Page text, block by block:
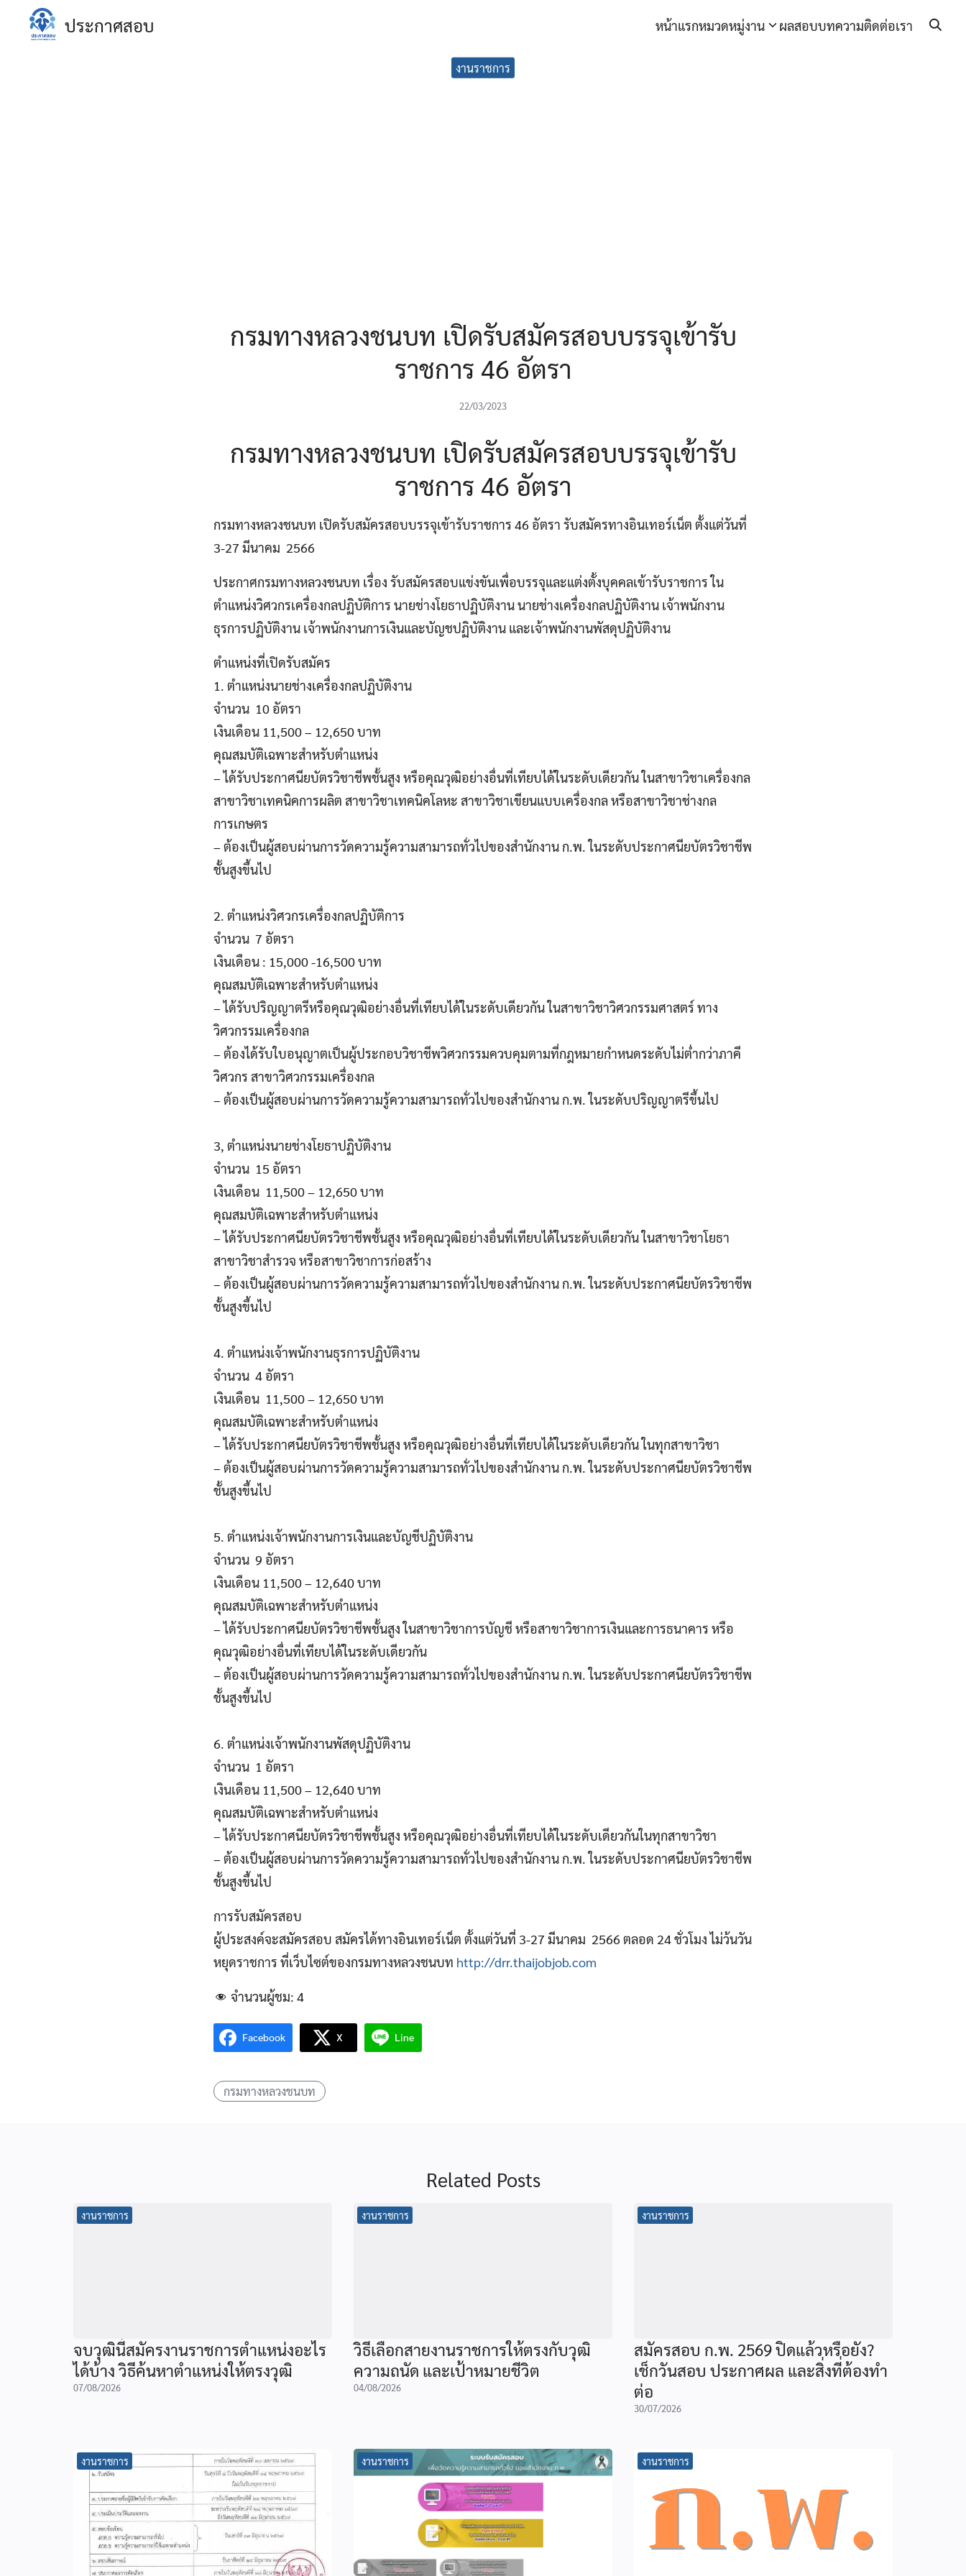
ประกาศสอบ หน้าแรกหมวดหมู่งาน ผลสอบบทความติดต่อเรา
งานราชการ
กรมทางหลวงชนบท เปิดรับสมัครสอบบรรจุเข้ารับ
ราชการ 46 อัตรา
22/03/2023
กรมทางหลวงชนบท เปิดรับสมัครสอบบรรจุเข้ารับ
ราชการ 46 อัตรา
กรมทางหลวงชนบท เปิดรับสมัครสอบบรรจุเข้ารับราชการ 46 อัตรา รับสมัครทางอินเทอร์เน็ต ตั้งแต่วันที่
3-27 มีนาคม 2566
ประกาศกรมทางหลวงชนบท เรื่อง รับสมัครสอบแข่งขันเพื่อบรรจุและแต่งตั้งบุคคลเข้ารับราชการ ใน
ตำแหน่งวิศวกรเครื่องกลปฏิบัติการ นายช่างโยธาปฏิบัติงาน นายช่างเครื่องกลปฏิบัติงาน เจ้าพนักงาน
ธุรการปฏิบัติงาน เจ้าพนักงานการเงินและบัญชปฏิบัติงาน และเจ้าพนักงานพัสดุปฏิบัติงาน
ตำแหน่งที่เปิดรับสมัคร
1. ตำแหน่งนายช่างเครื่องกลปฏิบัติงาน
จำนวน 10 อัตรา
เงินเดือน 11,500 – 12,650 บาท
คุณสมบัติเฉพาะสำหรับตำแหน่ง
– ได้รับประกาศนียบัตรวิชาชีพชั้นสูง หรือคุณวุฒิอย่างอื่นที่เทียบได้ในระดับเดียวกัน ในสาขาวิชาเครื่องกล
สาขาวิชาเทคนิคการผลิต สาขาวิชาเทคนิคโลหะ สาขาวิชาเขียนแบบเครื่องกล หรือสาขาวิชาช่างกล
การเกษตร
– ต้องเป็นผู้สอบผ่านการวัดความรู้ความสามารถทั่วไปของสำนักงาน ก.พ. ในระดับประกาศนียบัตรวิชาชีพ
ชั้นสูงขึ้นไป
2. ตำแหน่งวิศวกรเครื่องกลปฏิบัติการ
จำนวน 7 อัตรา
เงินเดือน : 15,000 -16,500 บาท
คุณสมบัติเฉพาะสำหรับตำแหน่ง
– ได้รับปริญญาตรีหรือคุณวุฒิอย่างอื่นที่เทียบได้ในระดับเดียวกัน ในสาขาวิชาวิศวกรรมศาสตร์ ทาง
วิศวกรรมเครื่องกล
– ต้องได้รับใบอนุญาตเป็นผู้ประกอบวิชาชีพวิศวกรรมควบคุมตามที่กฎหมายกำหนดระดับไม่ต่ำกว่าภาคี
วิศวกร สาขาวิศวกรรมเครื่องกล
– ต้องเป็นผู้สอบผ่านการวัดความรู้ความสามารถทั่วไปของสำนักงาน ก.พ. ในระดับปริญญาตรีขึ้นไป
3, ตำแหน่งนายช่างโยธาปฏิบัติงาน
จำนวน 15 อัตรา
เงินเดือน 11,500 – 12,650 บาท
คุณสมบัติเฉพาะสำหรับตำแหน่ง
– ได้รับประกาศนียบัตรวิชาชีพชั้นสูง หรือคุณวุฒิอย่างอื่นที่เทียบได้ในระดับเดียวกัน ในสาขาวิชาโยธา
สาขาวิชาสำรวจ หรือสาขาวิชาการก่อสร้าง
– ต้องเป็นผู้สอบผ่านการวัดความรู้ความสามารถทั่วไปของสำนักงาน ก.พ. ในระดับประกาศนียบัตรวิชาชีพ
ชั้นสูงขึ้นไป
4. ตำแหน่งเจ้าพนักงานธุรการปฏิบัติงาน
จำนวน 4 อัตรา
เงินเดือน 11,500 – 12,650 บาท
คุณสมบัติเฉพาะสำหรับตำแหน่ง
– ได้รับประกาศนียบัตรวิชาชีพชั้นสูง หรือคุณวุฒิอย่างอื่นที่เทียบได้ในระดับเดียวกัน ในทุกสาขาวิชา
– ต้องเป็นผู้สอบผ่านการวัดความรู้ความสามารถทั่วไปของสำนักงาน ก.พ. ในระดับประกาศนียบัตรวิชาชีพ
ชั้นสูงขึ้นไป
5. ตำแหน่งเจ้าพนักงานการเงินและบัญชีปฏิบัติงาน
จำนวน 9 อัตรา
เงินเดือน 11,500 – 12,640 บาท
คุณสมบัติเฉพาะสำหรับตำแหน่ง
– ได้รับประกาศนียบัตรวิชาชีพชั้นสูง ในสาขาวิชาการบัญชี หรือสาขาวิชาการเงินและการธนาคาร หรือ
คุณวุฒิอย่างอื่นที่เทียบได้ในระดับเดียวกัน
– ต้องเป็นผู้สอบผ่านการวัดความรู้ความสามารถทั่วไปของสำนักงาน ก.พ. ในระดับประกาศนียบัตรวิชาชีพ
ชั้นสูงขึ้นไป
6. ตำแหน่งเจ้าพนักงานพัสดุปฏิบัติงาน
จำนวน 1 อัตรา
เงินเดือน 11,500 – 12,640 บาท
คุณสมบัติเฉพาะสำหรับตำแหน่ง
– ได้รับประกาศนียบัตรวิชาชีพชั้นสูง หรือคุณวุฒิอย่างอื่นที่เทียบได้ในระดับเดียวกันในทุกสาขาวิชา
– ต้องเป็นผู้สอบผ่านการวัดความรู้ความสามารถทั่วไปของสำนักงาน ก.พ. ในระดับประกาศนียบัตรวิชาชีพ
ชั้นสูงขึ้นไป
การรับสมัครสอบ
ผู้ประสงค์จะสมัครสอบ สมัครได้ทางอินเทอร์เน็ต ตั้งแต่วันที่ 3-27 มีนาคม 2566 ตลอด 24 ชั่วโมง ไม่ว้นวัน
หยุดราชการ ที่เว็บไซต์ของกรมทางหลวงชนบท http://drr.thaijobjob.com
จำนวนผู้ชม: 4
Facebook X Line
กรมทางหลวงชนบท
Related Posts
งานราชการ
จบวุฒินี้สมัครงานราชการตำแหน่งอะไร
ได้บ้าง วิธีค้นหาตำแหน่งให้ตรงวุฒิ
07/08/2026
งานราชการ
วิธีเลือกสายงานราชการให้ตรงกับวุฒิ
ความถนัด และเป้าหมายชีวิต
04/08/2026
งานราชการ
สมัครสอบ ก.พ. 2569 ปิดแล้วหรือยัง?
เช็กวันสอบ ประกาศผล และสิ่งที่ต้องทำ
ต่อ
30/07/2026
งานราชการ งานราชการ งานราชการ